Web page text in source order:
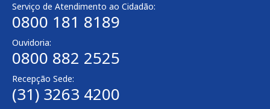
Serviço de Atendimento ao Cidadão:
0800 181 8189
Ouvidoria:
0800 882 2525
Recepção Sede:
(31) 3263 4200